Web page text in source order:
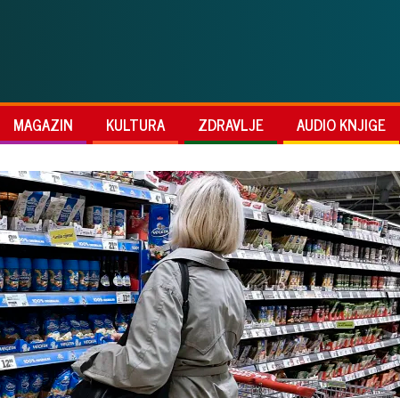
MAGAZIN KULTURA ZDRAVLJE AUDIO KNJIGE